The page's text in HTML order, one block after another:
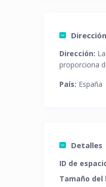
Dirección
Dirección:
proporciona
País: España
Detalles
ID de
Tamaño del